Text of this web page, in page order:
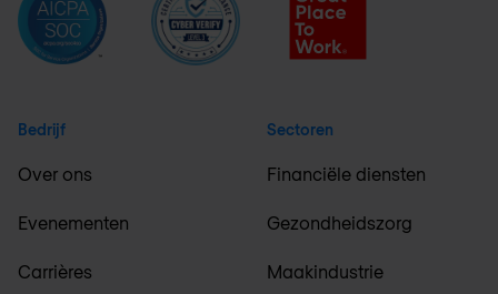
Bedrijf
Over ons
Evenementen
Carrières
Sectoren
Financiële diensten
Gezondheidszorg
Maakindustrie